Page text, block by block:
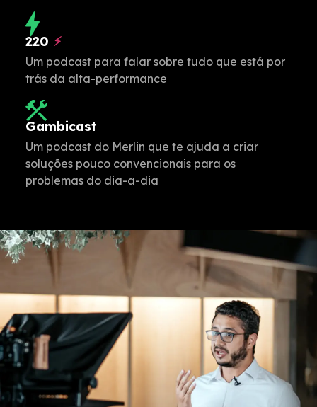
220 ⚡︎
Um podcast para falar sobre tudo que está por
trás da alta-performance
Gambicast
Um podcast do Merlin que te ajuda a criar
soluções pouco convencionais para os
problemas do dia-a-dia